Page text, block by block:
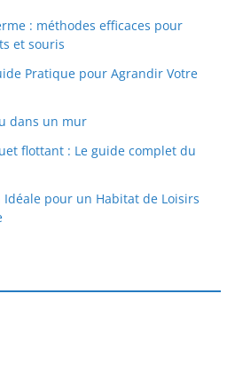
: méthodes efficaces pour
et souris
Pratique pour Agrandir Votre
dans un mur
flottant : Le guide complet du
Idéale pour un Habitat de Loisirs